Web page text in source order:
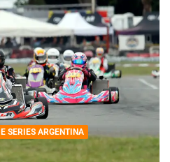
SERIES ARGENTINA